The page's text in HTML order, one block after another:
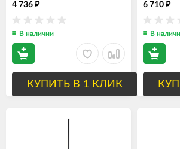
4 736 ₽
В наличии
КУПИТЬ В 1 КЛИК
6 710 ₽
В